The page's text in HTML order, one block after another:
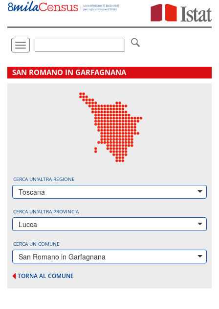
Vai
direttamente
Toggle
navigation
.
SAN ROMANO IN GARFAGNANA
CERCA UN'ALTRA REGIONE
Toscana
CERCA UN'ALTRA PROVINCIA
Lucca
CERCA UN COMUNE
San Romano in Garfagnana
TORNA AL COMUNE